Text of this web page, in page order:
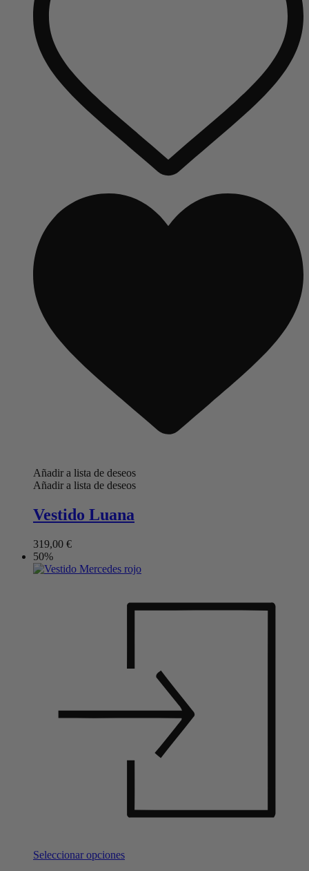
Añadir a lista de deseos
Añadir a lista de deseos
Vestido Luana
319,00 €
50%
Seleccionar opciones